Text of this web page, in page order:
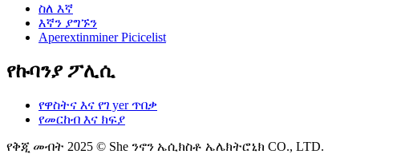
ስለ እኛ
እኛን ያግኙን
Aperextinminer Picicelist
የኩባንያ ፖሊሲ
የዋስትና እና የገ yer ጥበቃ
የመርከብ እና ክፍያ
የቅጂ መብት 2025 © She ንኖን ኤሲክስቶ ኤሌክትሮኒክ CO., LTD.